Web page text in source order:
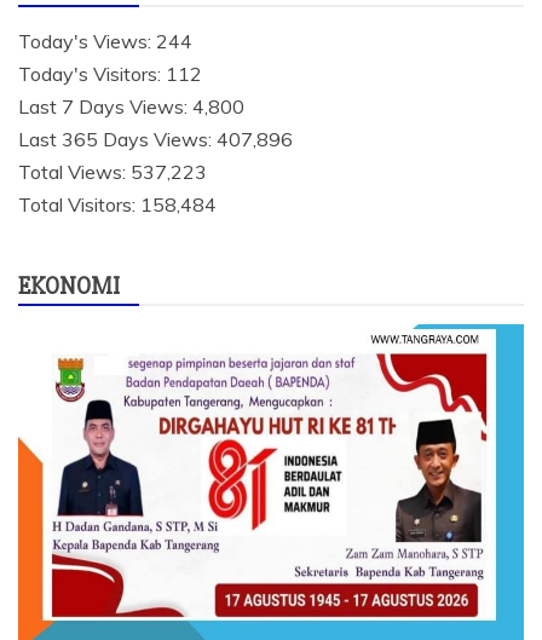
Today's Views: 244
Today's Visitors: 112
Last 7 Days Views: 4,800
Last 365 Days Views: 407,896
Total Views: 537,223
Total Visitors: 158,484
EKONOMI